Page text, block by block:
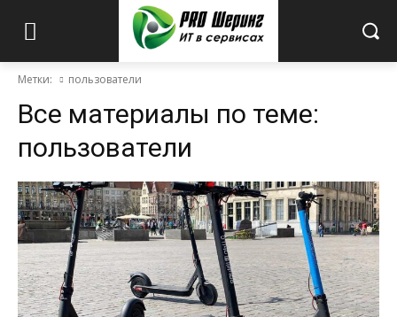
Метки: пользователи
Все материалы по теме:
пользователи